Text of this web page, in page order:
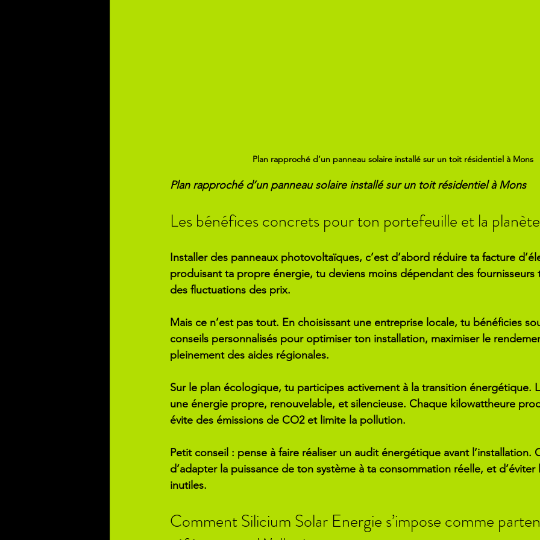
Plan rapproché d’un panneau solaire installé sur un toit résidentiel à Mons
Plan rapproché d’un panneau solaire installé sur un toit résidentiel à Mons
Les bénéfices concrets pour ton portefeuille et la planète
Installer des panneaux photovoltaïques, c’est d’abord réduire ta facture
produisant ta propre énergie, tu deviens moins dépendant des fournisseurs
des fluctuations des prix.
Mais ce n’est pas tout. En choisissant une entreprise locale, tu bénéficies
conseils personnalisés pour optimiser ton installation, maximiser le
pleinement des aides régionales.
Sur le plan écologique, tu participes activement à la transition énergétique.
une énergie propre, renouvelable, et silencieuse. Chaque kilowattheure
évite des émissions de CO2 et limite la pollution.
Petit conseil : pense à faire réaliser un audit énergétique avant l’installation.
d’adapter la puissance de ton système à ta consommation réelle, et d’éviter
inutiles.
Comment Silicium Solar Energie s’impose comme